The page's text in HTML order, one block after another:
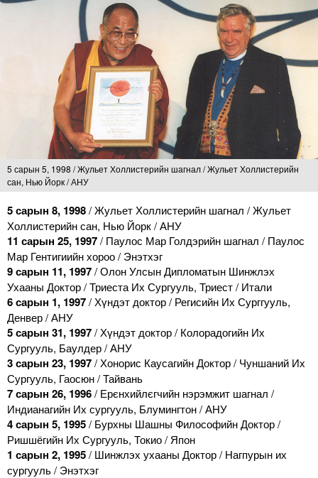
5 сарын 5, 1998 / Жульет Холлистерийн шагнал / Жульет Холлистерийн
сан, Нью Йорк / АНУ
5 сарын 8, 1998/ Жульет Холлистерийн шагнал / Жульет
Холлистерийн сан, Нью Йорк / АНУ
11 сарын 25, 1997/ Паулос Мар Голдэрийн шагнал / Паулос
Мар Гентигиийн хороо / Энэтхэг
9 сарын 11, 1997/ Олон Улсын Дипломатын Шинжлэх
Ухааны Доктор / Триеста Их Сургууль, Триест / Итали
6 сарын 1, 1997/ Хүндэт доктор / Регисийн Их Сурггууль,
Денвер / АНУ
5 сарын 31, 1997/ Хүндэт доктор / Колорадогийн Их
Сургууль, Баулдер / АНУ
3 сарын 23, 1997/ Хонорис Каусагийн Доктор / Чуншаний Их
Сургууль, Гаосюн / Тайвань
7 сарын 26, 1996/ Ерєнхийлєгчийн нэрэмжит шагнал /
Индианагийн Их сургууль, Блумингтон / АНУ
4 сарын 5, 1995/ Бурхны Шашны Философийн Доктор /
Ришшёгийн Их Сургууль, Токио / Япон
1 сарын 2, 1995/ Шинжлэх ухааны Доктор / Нагпурын их
сургууль / Энэтхэг